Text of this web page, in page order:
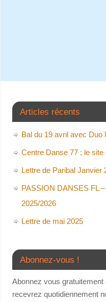
Articles récents
Bal du 19 avril avec
Centre Danse 77 ; le
Lettre de Paribal Janvier
PASSION DANSES FL
2025/2026
Lettre de mai 2025
Abonnez-vous !
Abonnez vous
recevrez quotidiennement